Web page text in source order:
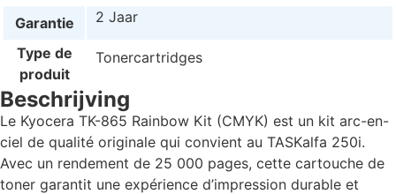
Garantie 2 Jaar
Type de
produit
Tonercartridges
Beschrijving
Le Kyocera TK-865 Rainbow Kit (CMYK) est un kit arc-en-
ciel de qualité originale qui convient au TASKalfa 250i.
Avec un rendement de 25 000 pages, cette cartouche de
toner garantit une expérience d’impression durable et